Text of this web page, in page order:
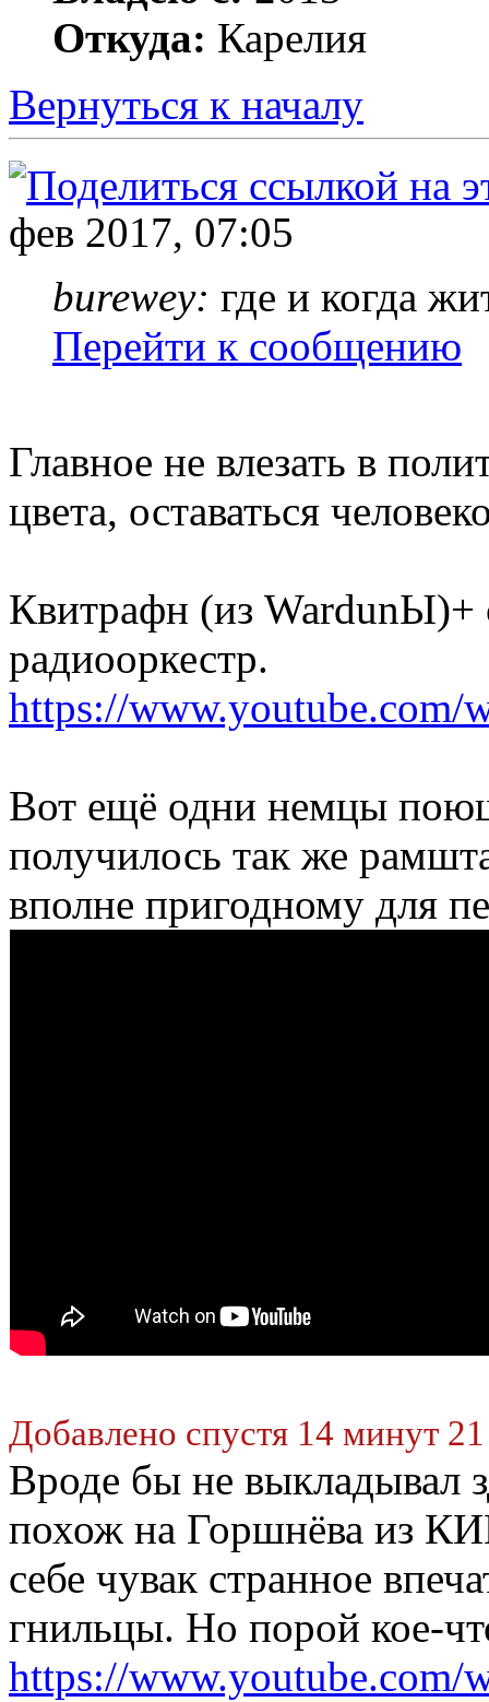
Откуда: Карелия
Вернуться к началу
фев 2017, 07:05
burewey: где и когда
Перейти к сообщению
Главное не влезать в
цвета, оставаться
Квитрафн (из
радиооркестр.
https://
Вот ещё одни немцы
получилось так же
вполне пригодному для
Добавлено спустя 14 минут
Вроде бы не выкладывал
похож на Горшнёва из
себе чувак странное
гнильцы. Но порой кое-
https://www.youtube.com/